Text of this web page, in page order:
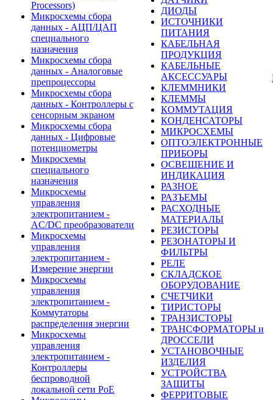
Processors)
Микросхемы сбора
данных - АЦП/ЦАП
специального
назначения
Микросхемы сбора
данных - Аналоговые
препроцессоры
Микросхемы сбора
данных - Контроллеры с
сенсорным экраном
Микросхемы сбора
данных - Цифровые
потенциометры
Микросхемы
специального
назначения
Микросхемы
управления
электропитанием -
AC/DC преобразователи
Микросхемы
управления
электропитанием -
Измерение энергии
Микросхемы
управления
электропитанием -
Коммутаторы
распределения энергии
Микросхемы
управления
электропитанием -
Контроллеры
беспроводной
локальной сети PoE
ДИОДЫ
ИСТОЧНИКИ
ПИТАНИЯ
КАБЕЛЬНАЯ
ПРОДУКЦИЯ
КАБЕЛЬНЫЕ
АКСЕССУАРЫ
КЛЕММНИКИ
КЛЕММЫ
КОММУТАЦИЯ
КОНДЕНСАТОРЫ
МИКРОСХЕМЫ
ОПТОЭЛЕКТРОННЫЕ
ПРИБОРЫ
ОСВЕЩЕНИЕ И
ИНДИКАЦИЯ
РАЗНОЕ
РАЗЪЕМЫ
РАСХОДНЫЕ
МАТЕРИАЛЫ
РЕЗИСТОРЫ
РЕЗОНАТОРЫ И
ФИЛЬТРЫ
РЕЛЕ
СКЛАДСКОЕ
ОБОРУДОВАНИЕ
СЧЕТЧИКИ
ТИРИСТОРЫ
ТРАНЗИСТОРЫ
ТРАНСФОРМАТОРЫ и
ДРОССЕЛИ
УСТАНОВОЧНЫЕ
ИЗДЕЛИЯ
УСТРОЙСТВА
ЗАЩИТЫ
ФЕРРИТОВЫЕ